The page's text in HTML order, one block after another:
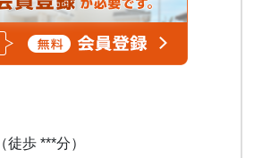
（徒歩 ***分）